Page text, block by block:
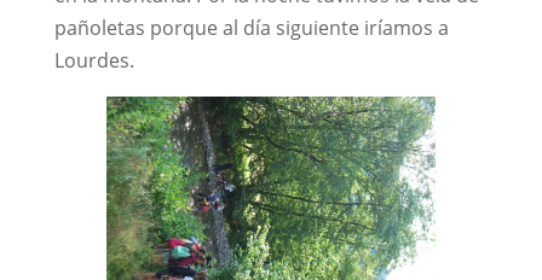
pañoletas porque al día siguiente iríamos a
Lourdes.